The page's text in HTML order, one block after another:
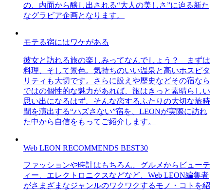
の、内面から醸し出される“大人の美しさ”に迫る新た
なグラビア企画となります。
モテる宿にはワケがある
彼女と訪れる旅の楽しみってなんでしょう？ まずは
料理、そして景色。気持ちのいい温泉と高いホスピタ
リティも大切です。さらに設えや歴史などその宿なら
ではの個性的な魅力があれば、旅はきっと素晴らしい
思い出になるはず。そんな恋するふたりの大切な旅時
間を演出する“ハズさない”宿を、LEONが実際に訪れ
た中から自信をもってご紹介します。
Web LEON RECOMMENDS BEST30
ファッションや時計はもちろん、グルメからビューテ
ィー、エレクトロニクスなどなど、Web LEON編集者
がさまざまなジャンルのワクワクするモノ・コトを紹